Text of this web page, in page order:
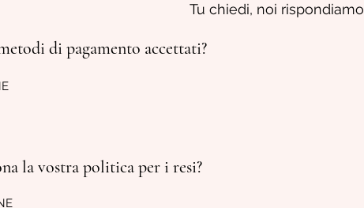
Tu chiedi, noi rispondiamo
di pagamento accettati?
la vostra politica per i resi?